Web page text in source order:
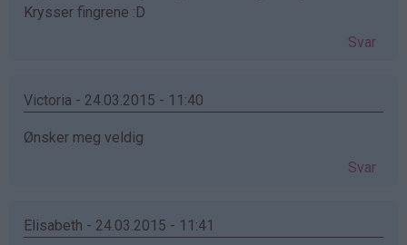
Krysser fingrene :D
Svar
Victoria - 24.03.2015 - 11:40
Ønsker meg veldig
Svar
Elisabeth - 24.03.2015 - 11:41